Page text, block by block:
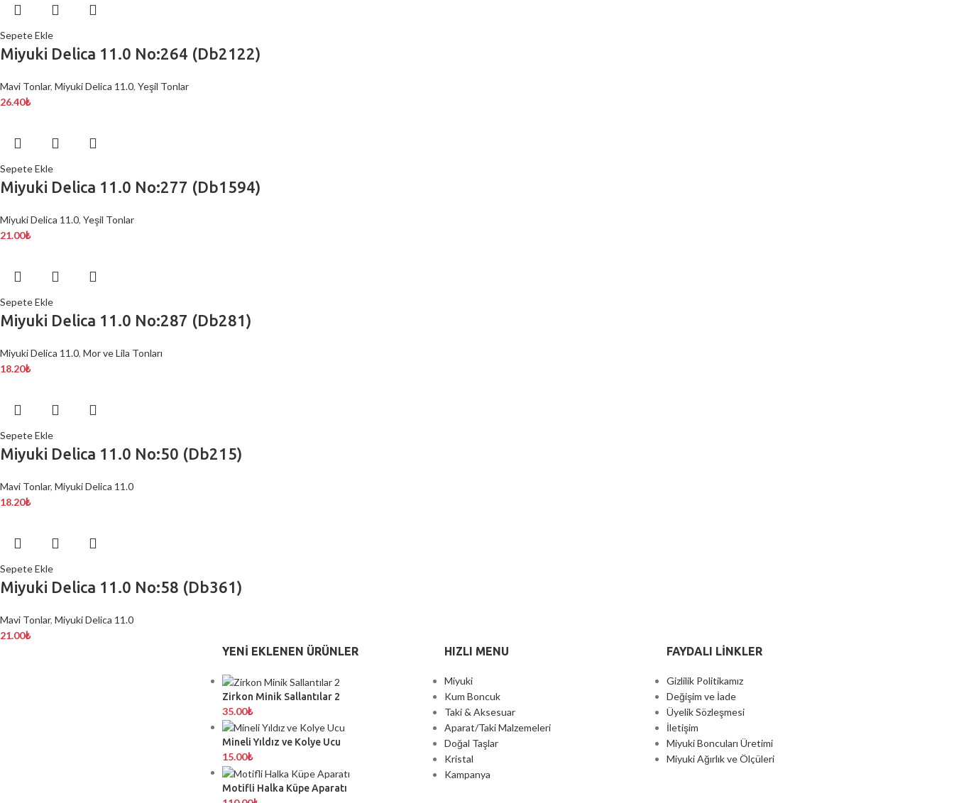
Sepete Ekle
Miyuki Delica 11.0 No:264 (Db2122)
Mavi Tonlar, Miyuki Delica 11.0, Yeşil Tonlar
26.40₺
Sepete Ekle
Miyuki Delica 11.0 No:277 (Db1594)
Miyuki Delica 11.0, Yeşil Tonlar
21.00₺
Sepete Ekle
Miyuki Delica 11.0 No:287 (Db281)
Miyuki Delica 11.0, Mor ve Lila Tonları
18.20₺
Sepete Ekle
Miyuki Delica 11.0 No:50 (Db215)
Mavi Tonlar, Miyuki Delica 11.0
18.20₺
Sepete Ekle
Miyuki Delica 11.0 No:58 (Db361)
Mavi Tonlar, Miyuki Delica 11.0
21.00₺
YENI EKLENEN ÜRÜNLER
Zirkon Minik Sallantılar 2
35.00₺
Mineli Yıldız ve Kolye Ucu
15.00₺
Motifli Halka Küpe Aparatı
HIZLI MENU
Miyuki
Kum Boncuk
Taki & Aksesuar
Aparat/Taki Malzemeleri
Doğal Taşlar
Kristal
Kampanya
FAYDALI LİNKLER
Gizlilik Politikamız
Değişim ve İade
Üyelik Sözleşmesi
İletişim
Miyuki Boncuları Üretimi
Miyuki Ağırlık ve Ölçüleri